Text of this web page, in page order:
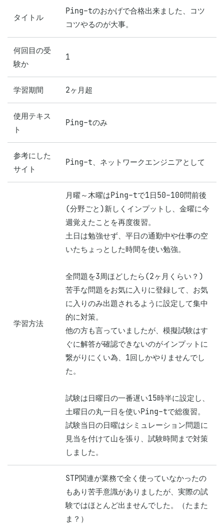
タイトル
Ping-tのおかげで合格出来ました、コツ
コツやるのが大事。
何回目の受
験か
1
学習期間 2ヶ月超
使用テキス
ト
Ping-tのみ
参考にした
サイト
Ping-t、ネットワークエンジニアとして
学習方法
月曜～木曜はPing-tで1日50-100問前後
(分野ごと)新しくインプットし、金曜に今
週覚えたことを再度復習。
土日は勉強せず、平日の通勤中や仕事の空
いたちょっとした時間を使い勉強。
全問題を3周ほどしたら(2ヶ月くらい？)
苦手な問題をお気に入りに登録して、お気
に入りのみ出題されるように設定して集中
的に対策。
他の方も言っていましたが、模擬試験はす
ぐに解答が確認できないのがインプットに
繋がりにくい為、1回しかやりませんでし
た。
試験は日曜日の一番遅い15時半に設定し、
土曜日の丸一日を使いPing-tで総復習。
試験当日の日曜はシミュレーション問題に
見当を付けて山を張り、試験時間まで対策
しました。
STP関連が業務で全く使っていなかったの
もあり苦手意識がありましたが、実際の試
験ではほとんど出ませんでした。（たまた
ま？）